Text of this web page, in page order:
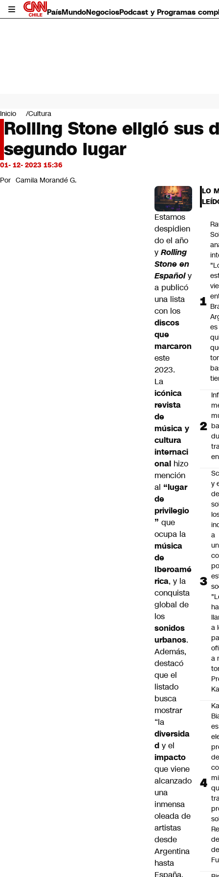
PaísMundoNegociosPodcast y Programas
Mundo
Negocios
Deportes
Programas completos
Cultura
Servicios
Bits
CNN Data
Inicio Cultura
Rolling Stone eligió sus
segundo lugar
01- 12- 2023 15:36
Por Camila Morandé G.
Estamos
despidien
do el año
y Rolling
Stone en
Españoly
a publicó
una lista
con los
discos
que
marcaron
este
2023.
La
icónica
revista
de
música y
cultura
internaci
onal hizo
mención
al “lugar
de
privilegio
” que
ocupa la
música
de
Iberoamé
rica, y la
conquista
global de
los
sonidos
urbanos.
Además,
destacó
que el
listado
busca
mostrar
“la
diversida
d y el
impacto
que viene
alcanzado
una
inmensa
oleada de
artistas
desde
Argentina
hasta
España,
LO
y
a
a
a
es
de